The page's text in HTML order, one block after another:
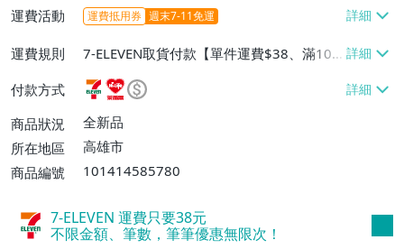
運費活動 運費抵用券 週末7-11免運
運費規則
7-ELEVEN取貨付款【單件運費$38、滿100
件或消費滿$1000000免運費】、7-ELEVEN
取貨不付款【單件運費$38】、萊爾富取貨
付款【單件運費$60、滿50件或消費滿$30
0000免運費】、郵局掛號【單件運費$50、
付款方式
商品狀況
全新品
所在地區
高雄市
商品編號
101414585780
7-ELEVEN 運費只要38元
不限金額、筆數，筆筆優惠無限次！